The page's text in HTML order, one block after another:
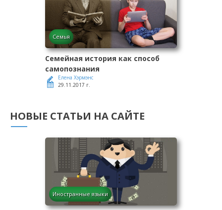
Семья
Семейная история как способ
самопознания
Елена Хэрмэнс
29.11.2017 г.
НОВЫЕ СТАТЬИ НА САЙТЕ
Иностранные языки